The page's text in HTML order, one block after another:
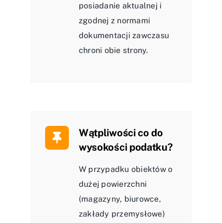
posiadanie aktualnej i
zgodnej z normami
dokumentacji zawczasu
chroni obie strony.
Wątpliwości co do
wysokości podatku?
W przypadku obiektów o
dużej powierzchni
(magazyny, biurowce,
zakłady przemysłowe)